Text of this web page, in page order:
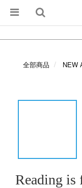
全部商品 NEW
Reading is